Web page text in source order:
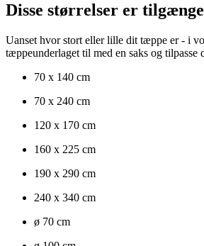
Disse størrelser er
Uanset hvor stort eller lille dit tæppe er - i
tæppeunderlaget til med en saks og
70 x 140 cm
70 x 240 cm
120 x 170 cm
160 x 225 cm
190 x 290 cm
240 x 340 cm
ø 70 cm